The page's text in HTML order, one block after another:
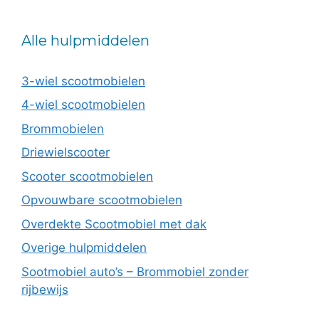
Alle hulpmiddelen
3-wiel scootmobielen
4-wiel scootmobielen
Brommobielen
Driewielscooter
Scooter scootmobielen
Opvouwbare scootmobielen
Overdekte Scootmobiel met dak
Overige hulpmiddelen
Sootmobiel auto’s – Brommobiel zonder
rijbewijs